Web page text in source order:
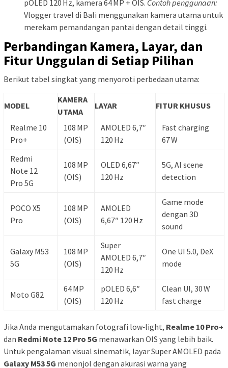
pOLED 120 Hz, kamera 64 MP + OIS. Contoh penggunaan:
Vlogger travel di Bali menggunakan kamera utama untuk
merekam pemandangan pantai dengan detail tinggi.
Perbandingan Kamera, Layar, dan
Fitur Unggulan di Setiap Pilihan
Berikut tabel singkat yang menyoroti perbedaan utama:
MODEL
KAMERA
UTAMA
LAYAR FITUR KHUSUS
Realme 10
Pro+
108 MP
(OIS)
AMOLED 6,7″
120 Hz
Fast charging
67 W
Redmi
Note 12
Pro 5G
108 MP
(OIS)
OLED 6,67″
120 Hz
5G, AI scene
detection
POCO X5
Pro
108 MP
(OIS)
AMOLED
6,67″ 120 Hz
Game mode
dengan 3D
sound
Galaxy M53
5G
108 MP
(OIS)
Super
AMOLED 6,7″
120 Hz
One UI 5.0, DeX
mode
Moto G82
64 MP
(OIS)
pOLED 6,6″
120 Hz
Clean UI, 30 W
fast charge
Jika Anda mengutamakan fotografi low‑light, Realme 10 Pro+
dan Redmi Note 12 Pro 5G menawarkan OIS yang lebih baik.
Untuk pengalaman visual sinematik, layar Super AMOLED pada
Galaxy M53 5G menonjol dengan akurasi warna yang